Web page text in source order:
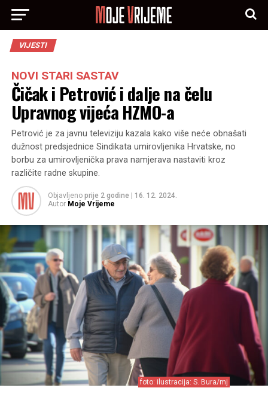
VIJESTI
NOVI STARI SASTAV
Čičak i Petrović i dalje na čelu
Upravnog vijeća HZMO-a
Petrović je za javnu televiziju kazala kako više neće obnašati
dužnost predsjednice Sindikata umirovljenika Hrvatske, no
borbu za umirovljenička prava namjerava nastaviti kroz
različite radne skupine.
Objavljeno prije 2 godine
16. 12. 2024.
Autor Moje Vrijeme
foto: ilustracija: S. Bura/mj